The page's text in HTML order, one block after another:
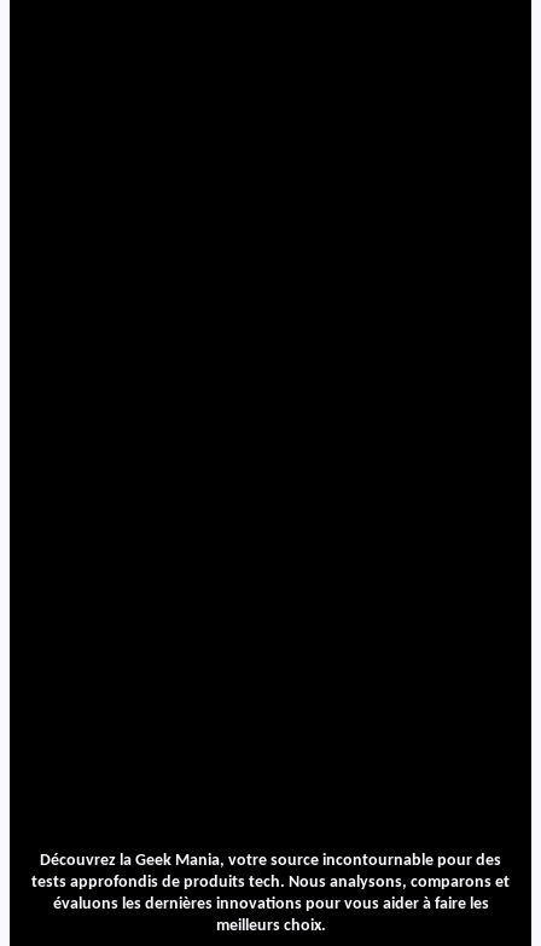
Découvrez la Geek Mania, votre source incontournable pour des
tests approfondis de produits tech. Nous analysons, comparons et
évaluons les dernières innovations pour vous aider à faire les
meilleurs choix.